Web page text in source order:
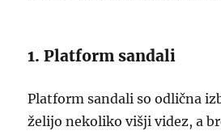
1. Platform sandali
Platform sandali so odlična
želijo nekoliko višji videz, a